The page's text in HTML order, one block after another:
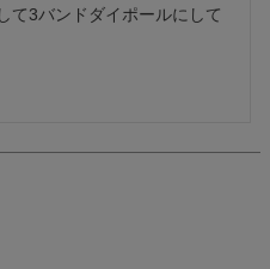
て3バンドダイポールにして